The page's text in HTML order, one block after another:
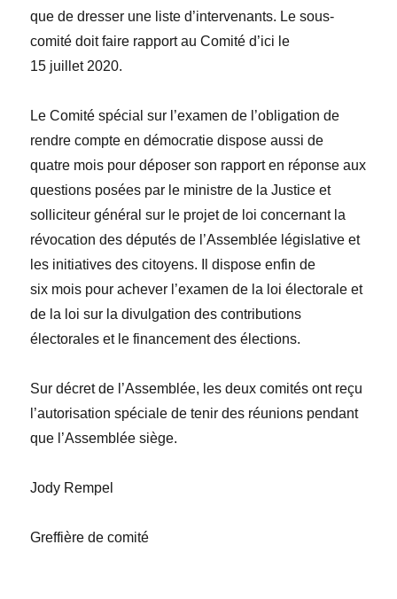
que de dresser une liste d’intervenants. Le sous-
comité doit faire rapport au Comité d’ici le
15 juillet 2020.
Le Comité spécial sur l’examen de l’obligation de
rendre compte en démocratie dispose aussi de
quatre mois pour déposer son rapport en réponse aux
questions posées par le ministre de la Justice et
solliciteur général sur le projet de loi concernant la
révocation des députés de l’Assemblée législative et
les initiatives des citoyens. Il dispose enfin de
six mois pour achever l’examen de la loi électorale et
de la loi sur la divulgation des contributions
électorales et le financement des élections.
Sur décret de l’Assemblée, les deux comités ont reçu
l’autorisation spéciale de tenir des réunions pendant
que l’Assemblée siège.
Jody Rempel
Greffière de comité